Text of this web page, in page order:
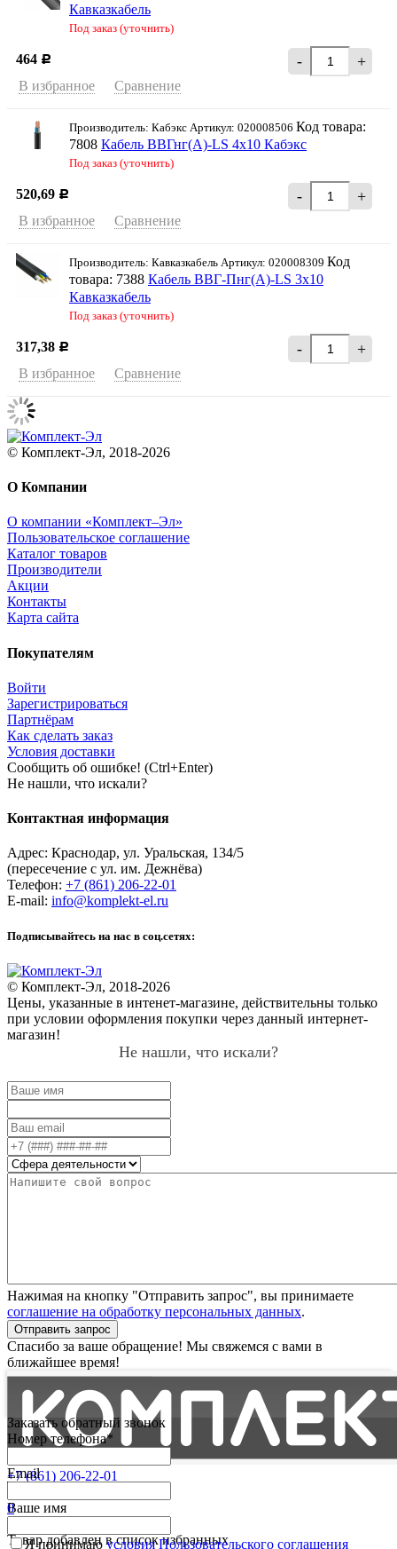
Кавказкабель
Под заказ (уточнить)
464 Р - +
В избранное Сравнение
Производитель: Кабэкс Артикул: 020008506 Код товара:
7808 Кабель ВВГнг(А)-LS 4х10 Кабэкс
Под заказ (уточнить)
520,69 Р - +
В избранное Сравнение
Производитель: Кавказкабель Артикул: 020008309 Код
товара: 7388 Кабель ВВГ-Пнг(А)-LS 3х10
Кавказкабель
Под заказ (уточнить)
317,38 Р - +
В избранное Сравнение
© Комплект-Эл, 2018-2026
О Компании
О компании «Комплект–Эл»
Пользовательское соглашение
Каталог товаров
Производители
Акции
Контакты
Карта сайта
Покупателям
Войти
Зарегистрироваться
Партнёрам
Как сделать заказ
Условия доставки
Сообщить об ошибке! (Ctrl+Enter)
Не нашли, что искали?
Контактная информация
Адрес: Краснодар, ул. Уральская, 134/5
(пересечение с ул. им. Дежнёва)
Телефон: +7 (861) 206-22-01
E-mail: info@komplekt-el.ru
Подписывайтесь на нас в соц.сетях:
© Комплект-Эл, 2018-2026
Цены, указанные в интенет-магазине, действительны только
при условии оформления покупки через данный интернет-
магазин!
Не нашли, что искали?
Нажимая на кнопку "Отправить запрос", вы принимаете
соглашение на обработку персональных данных.
Отправить запрос
Спасибо за ваше обращение! Мы свяжемся с вами в
ближайшее время!
+7 (861) 206-22-01
0
Товар добавлен в список избранных
Заказать обратный звонок
Номер телефона*
Email
Ваше имя
Я принимаюусловия Пользовательского соглашения